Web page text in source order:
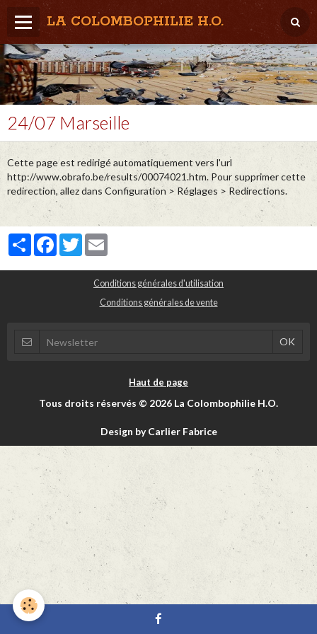
LA COLOMBOPHILIE H.O.
Home
Météo / Het weer
Lâcher / Los
Result. clubs, Provincial, (Inter)National
RFCB / KBDB
24/07 Marseille
Cette page est redirigé automatiquement vers l'url
http://www.obrafo.be/results/00074021.htm. Pour supprimer cette
redirection, allez dans Configuration > Réglages > Redirections.
PartagerFacebook
Twitter
Conditions générales d'utilisation
Conditions générales de vente
Haut de page
Tous droits réservés © 2026 La Colombophilie H.O.
Design by Carlier Fabrice